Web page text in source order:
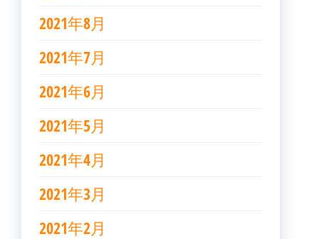
2021年8月
2021年7月
2021年6月
2021年5月
2021年4月
2021年3月
2021年2月